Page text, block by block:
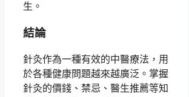
生。
結論
針灸作為一種有效的中醫療法，用
於各種健康問題越來越廣泛。掌握
針灸的價錢、禁忌、醫生推薦等知